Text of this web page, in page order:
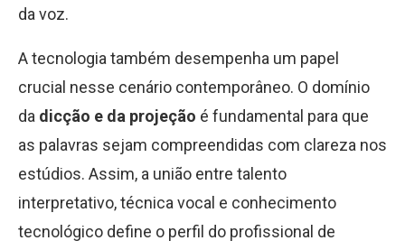
da voz.
A tecnologia também desempenha um papel
crucial nesse cenário contemporâneo. O domínio
da dicção e da projeção é fundamental para que
as palavras sejam compreendidas com clareza nos
estúdios. Assim, a união entre talento
interpretativo, técnica vocal e conhecimento
tecnológico define o perfil do profissional de